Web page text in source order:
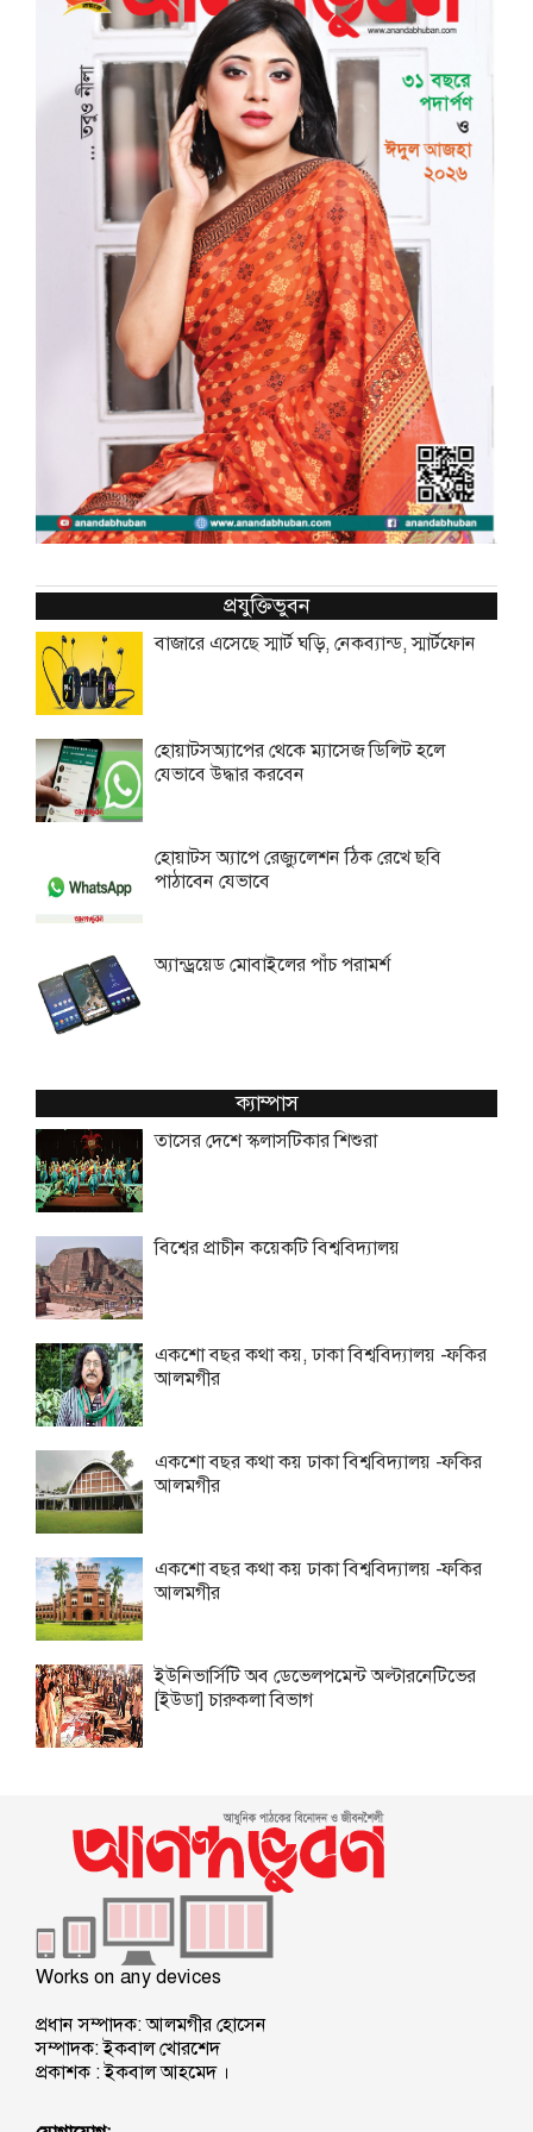
প্রযুক্তিভুবন
বাজারে এসেছে স্মার্ট ঘড়ি, নেকব্যান্ড, স্মার্টফোন
হোয়াটসঅ্যাপের থেকে ম্যাসেজ ডিলিট হলে
যেভাবে উদ্ধার করবেন
হোয়াটস অ্যাপে রেজ্যুলেশন ঠিক রেখে ছবি
পাঠাবেন যেভাবে
অ্যান্ড্রয়েড মোবাইলের পাঁচ পরামর্শ
ক্যাম্পাস
তাসের দেশে স্কলাসটিকার শিশুরা
বিশ্বের প্রাচীন কয়েকটি বিশ্ববিদ্যালয়
একশো বছর কথা কয়, ঢাকা বিশ্ববিদ্যালয় -ফকির
আলমগীর
একশো বছর কথা কয় ঢাকা বিশ্ববিদ্যালয় -ফকির
আলমগীর
একশো বছর কথা কয় ঢাকা বিশ্ববিদ্যালয় -ফকির
আলমগীর
ইউনিভার্সিটি অব ডেভেলপমেন্ট অল্টারনেটিভের
[ইউডা] চারুকলা বিভাগ
Works on any devices
প্রধান সম্পাদক: আলমগীর হোসেন
সম্পাদক: ইকবাল খোরশেদ
প্রকাশক : ইকবাল আহমেদ ।